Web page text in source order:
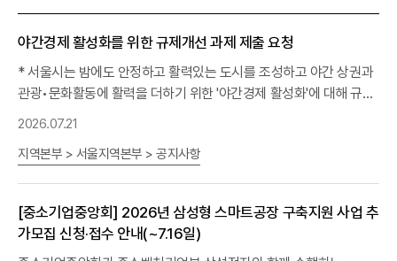
야간경제 활성화를 위한 규제개선 과제 제출 요청
* 서울시는 밤에도 안정하고 활력있는 도시를 조성하고 야간 상권과
관광•문화활동에 활력을 더하기 위한 '야간경제 활성화'에 대해 규제
개선을 추진 중입니다. * 이에 다음과 같이 귀 조합의 야간경제 관련
- ㅇ 접수기간 : ~ 2026.7.31(금) 까지 *이후에도 제출 가능 ㅇ 발굴
이동 편의, 안전·조명·편의시설 등 야간활동 여건, 기타 ㅇ 제안대상 :
중앙부처 규제, 서울시 규제 등 모두 ㅇ 제출방법 : 붙임 1 양식을 작성
2026.07.21
지역본부 > 서울지역본부 > 공지사항
[중소기업중앙회] 2026년 삼성형 스마트공장 구축지원 사업 추
가모집 신청·접수 안내(~7.16일)